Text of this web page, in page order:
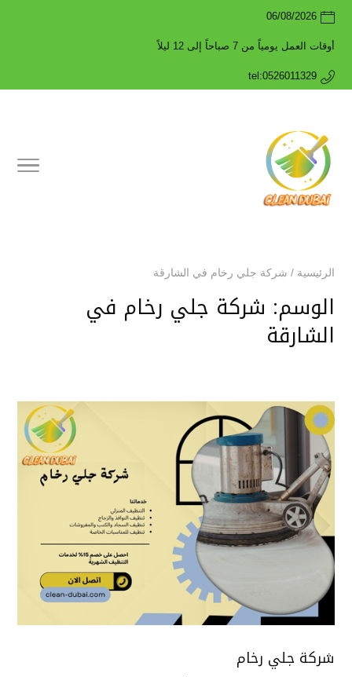
06/08/2026
أوقات العمل يومياً من 7 صباحاً إلى 12 ليلاً
tel:0526011329
الرئيسية / شركة جلي رخام في الشارقة
الوسم: شركة جلي رخام في
الشارقة
شركة جلي رخام